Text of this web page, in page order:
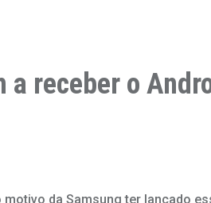
a receber o
da Samsung ter lançado